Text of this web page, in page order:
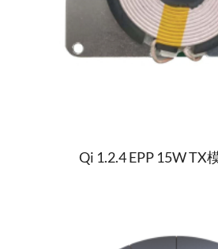
Qi 1.2.4 EPP 15W TX